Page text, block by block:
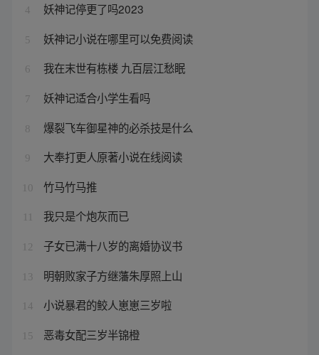
4 妖神记停更了吗2023
5 妖神记小说在哪里可以免费阅读
6 我在末世有栋楼 九百层江愁眠
7 妖神记适合小学生看吗
8 爆裂飞车御星神的必杀技是什么
9 大奉打更人原著小说在线阅读
10 竹马竹马推
我只是个炮灰而已
12 子女已满十八岁的离婚协议书
13 明朝败家子方继藩朱厚照上山
14 小说暴君的鲛人崽崽三岁啦
15 恶毒女配三岁半锦橙